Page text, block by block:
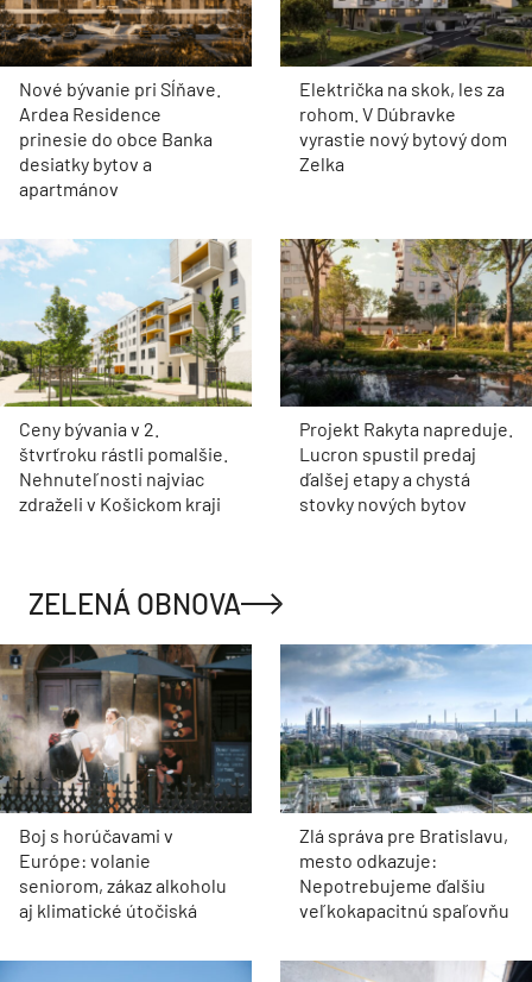
Nové bývanie pri Sĺňave.
Ardea Residence
prinesie do obce Banka
desiatky bytov a
apartmánov
Električka na skok, les za
rohom. V Dúbravke
vyrastie nový bytový dom
Zelka
Ceny bývania v 2.
štvrťroku rástli pomalšie.
Nehnuteľnosti najviac
zdraželi v Košickom kraji
Projekt Rakyta napreduje.
Lucron spustil predaj
ďalšej etapy a chystá
stovky nových bytov
ZELENÁ OBNOVA
Boj s horúčavami v
Európe: volanie
seniorom, zákaz alkoholu
aj klimatické útočiská
Zlá správa pre Bratislavu,
mesto odkazuje:
Nepotrebujeme ďalšiu
veľkokapacitnú spaľovňu